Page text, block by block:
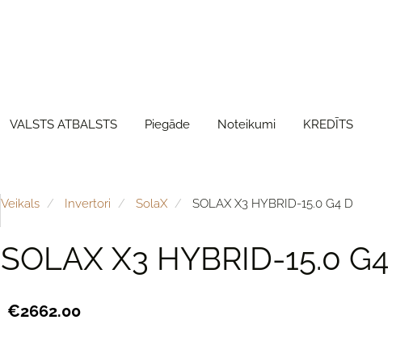
VALSTS ATBALSTS Piegāde Noteikumi KREDĪTS
Veikals Invertori SolaX SOLAX X3 HYBRID-15.0 G4 D
SOLAX X3 HYBRID-15.0
€2662.00